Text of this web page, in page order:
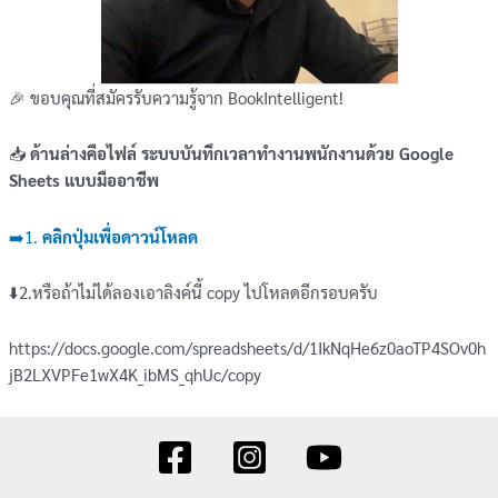
🎉 ขอบคุณที่สมัครรับความรู้จาก BookIntelligent!
📥ด้านล่างคือไฟล์ ระบบบันทึกเวลาทำงานพนักงานด้วย Google
Sheets แบบมืออาชีพ
➡️1.คลิกปุ่มเพื่อดาวน์โหลด
⬇️2.หรือถ้าไม่ได้ลองเอาลิงค์นี้ copy ไปโหลดอีกรอบครับ
https://docs.google.com/spreadsheets/d/1IkNqHe6z0aoTP4SOv0h
jB2LXVPFe1wX4K_ibMS_qhUc/copy